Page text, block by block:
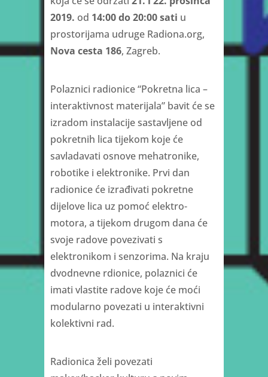
2019. od 14:00 do 20:00 sati u
prostorijama udruge Radiona.org,
Nova cesta 186, Zagreb.
Polaznici radionice “Pokretna lica –
interaktivnost materijala” bavit će se
izradom instalacije sastavljene od
pokretnih lica tijekom koje će
savladavati osnove mehatronike,
robotike i elektronike. Prvi dan
radionice će izrađivati pokretne
dijelove lica uz pomoć elektro-
motora, a tijekom drugom dana će
svoje radove povezivati s
elektronikom i senzorima. Na kraju
dvodnevne rdionice, polaznici će
imati vlastite radove koje će moći
modularno povezati u interaktivni
kolektivni rad.
Radionica želi povezati